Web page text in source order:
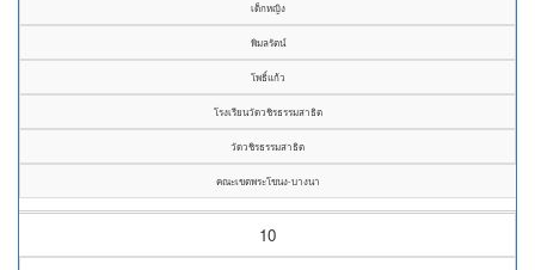
เด็กหญิง
พิมลรัตน์
โพธิ์แก้ว
โรงเรียนวัดวชิรธรรมสาธิต
วัดวชิรธรรมสาธิต
คณะเขตพระโขนง-บางนา
10